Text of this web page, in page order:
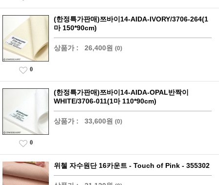
(한정특가판매)쯔바이14-AIDA-IVORY/3706-264(1
마 150*90cm)
상품가 : 26,400원 (0)
0
(한정특가판매)쯔바이14-AIDA-OPAL반짝이
WHITE/3706-011(1마 110*90cm)
상품가 : 33,600원 (0)
0
위첼 자수원단 16카운트 - Touch of Pink - 355302